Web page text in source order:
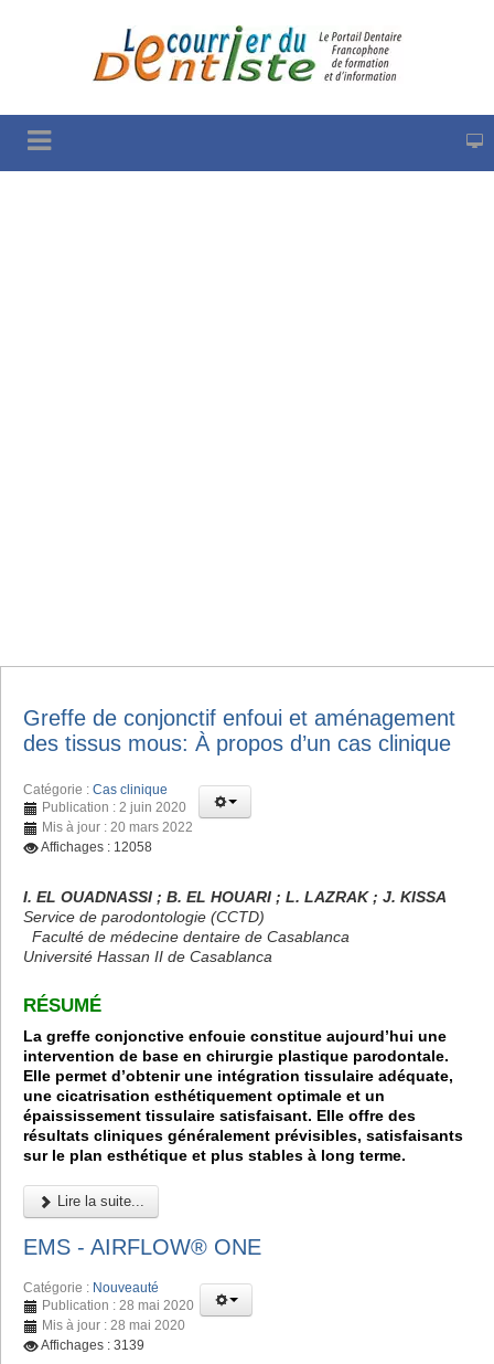
Greffe de conjonctif enfoui et aménagement
des tissus mous: À propos d’un cas clinique
Catégorie : Cas clinique
Publication : 2 juin 2020
Mis à jour : 20 mars 2022
Affichages : 12058
I. EL OUADNASSI ; B. EL HOUARI ; L. LAZRAK ; J. KISSA
Service de parodontologie (CCTD)
Faculté de médecine dentaire de Casablanca
Université Hassan II de Casablanca
RÉSUMÉ
La greffe conjonctive enfouie constitue aujourd’hui une
intervention de base en chirurgie plastique parodontale.
Elle permet d’obtenir une intégration tissulaire adéquate,
une cicatrisation esthétiquement optimale et un
épaississement tissulaire satisfaisant. Elle offre des
résultats cliniques généralement prévisibles, satisfaisants
sur le plan esthétique et plus stables à long terme.
Lire la suite...
EMS - AIRFLOW® ONE
Catégorie : Nouveauté
Publication : 28 mai 2020
Mis à jour : 28 mai 2020
Affichages : 3139